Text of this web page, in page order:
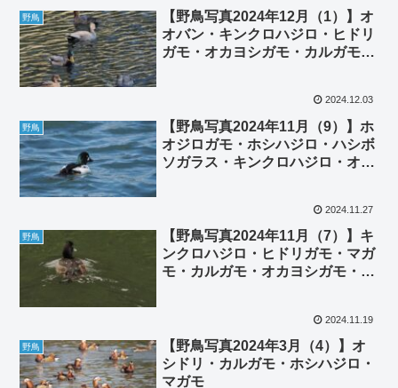
野鳥
【野鳥写真2024年12月（1）】オ
オバン・キンクロハジロ・ヒドリ
ガモ・オカヨシガモ・カルガモ・
2024.12.03
野鳥
【野鳥写真2024年11月（9）】ホ
オジロガモ・ホシハジロ・ハシボ
ソガラス・キンクロハジロ・オオ
2024.11.27
野鳥
【野鳥写真2024年11月（7）】キ
ンクロハジロ・ヒドリガモ・マガ
モ・カルガモ・オカヨシガモ・ハ
2024.11.19
野鳥
【野鳥写真2024年3月（4）】オ
シドリ・カルガモ・ホシハジロ・
マガモ